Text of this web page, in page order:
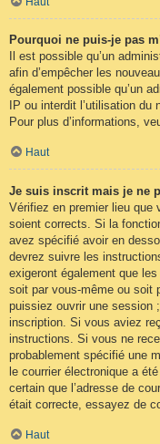
Pourquoi ne puis-je pas
Il est possible qu’un
afin d’empêcher les
également possible qu’un
IP ou interdit l’utilisation du
Pour plus d’informations,
Haut
Je suis inscrit mais je ne
Vérifiez en premier lieu que
soient corrects. Si la
avez spécifié avoir en
devrez suivre les
exigeront également que
soit par vous-même ou soit
puissiez ouvrir une session
inscription. Si vous aviez
instructions. Si vous ne
probablement spécifié une
le courrier électronique a
certain que l’adresse de
était correcte, essayez de
Haut